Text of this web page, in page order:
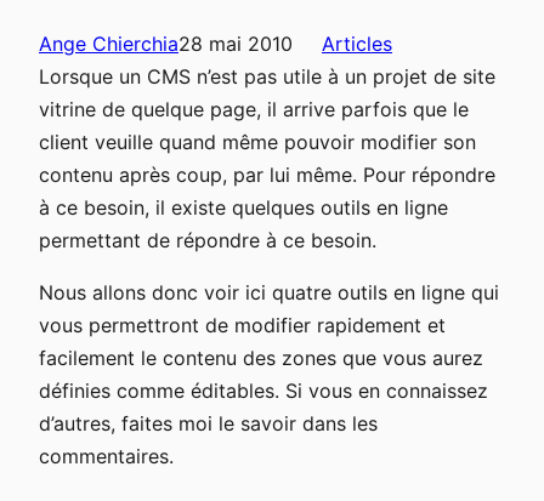
Ange Chierchia28 mai 2010
Articles
Lorsque un CMS n’est pas utile à un projet de site
vitrine de quelque page, il arrive parfois que le
client veuille quand même pouvoir modifier son
contenu après coup, par lui même. Pour répondre
à ce besoin, il existe quelques outils en ligne
permettant de répondre à ce besoin.
Nous allons donc voir ici quatre outils en ligne qui
vous permettront de modifier rapidement et
facilement le contenu des zones que vous aurez
définies comme éditables. Si vous en connaissez
d’autres, faites moi le savoir dans les
commentaires.